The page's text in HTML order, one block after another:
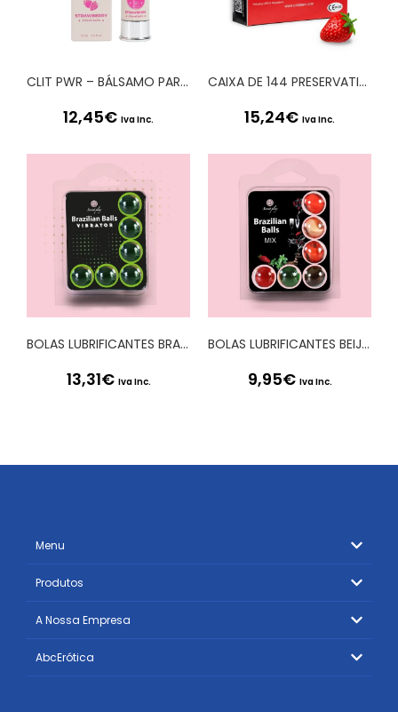
CLIT PWR – BÁLSAMO PARA CLÍTORIS DE MORANGO 15ML SECRET PLAY
12,45€ Iva Inc.
CAIXA DE 144 PRESERVATIVOS VERMELHOS MORANGO
15,24€ Iva Inc.
BOLAS LUBRIFICANTES BRAZILIAN BALLS SHOCK EFEITO VIBRADOR 6 x 4GR
13,31€ Iva Inc.
BOLAS LUBRIFICANTES BEIJÁVEIS BRAZILIAN BALLS MULTISABORES 6 x 4GR
9,95€ Iva Inc.
Menu
Produtos
A Nossa Empresa
AbcErótica